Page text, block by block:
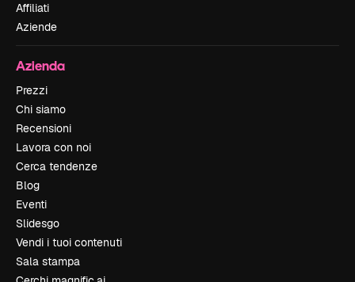
Affiliati
Aziende
Azienda
Prezzi
Chi siamo
Recensioni
Lavora con noi
Cerca tendenze
Blog
Eventi
Slidesgo
Vendi i tuoi contenuti
Sala stampa